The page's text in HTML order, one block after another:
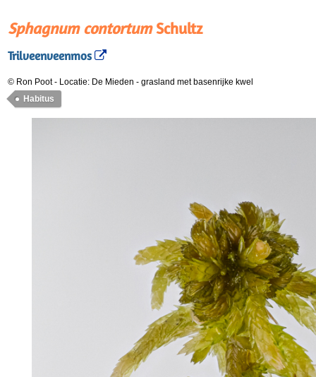
Sphagnum contortumSchultz
Trilveenveenmos
© Ron Poot- Locatie: De Mieden - grasland met basenrijke kwel
Habitus